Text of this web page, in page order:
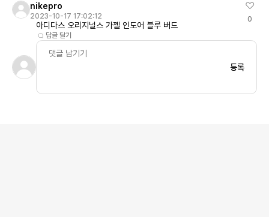
nikepro
2023-10-17 17:02:12
아디다스 오리지널스 가젤 인도어 블루 버드
답글 달기
0
등록